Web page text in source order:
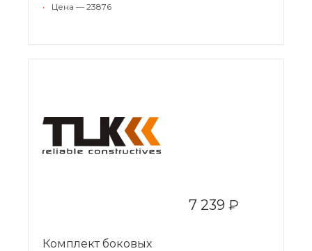
• Цена — 23876
7 239 ₽
Комплект боковых